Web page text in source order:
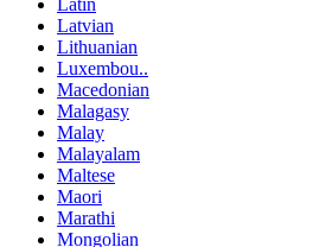
Latin
Latvian
Lithuanian
Luxembou..
Macedonian
Malagasy
Malay
Malayalam
Maltese
Maori
Marathi
Mongolian